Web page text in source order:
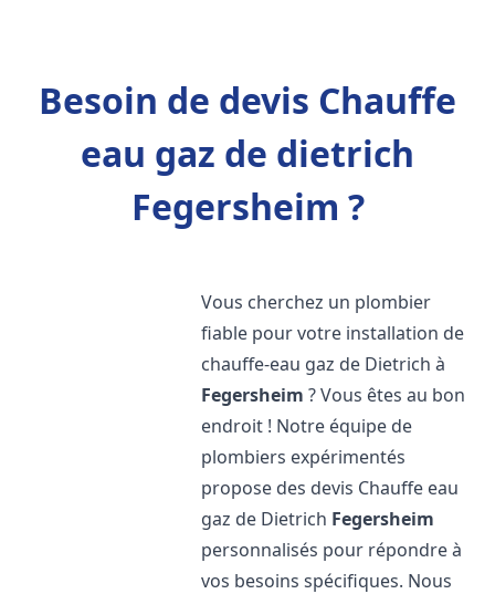
Besoin de devis Chauffe
eau gaz de dietrich
Fegersheim ?
Vous cherchez un plombier
fiable pour votre installation de
chauffe-eau gaz de Dietrich à
Fegersheim ? Vous êtes au bon
endroit ! Notre équipe de
plombiers expérimentés
propose des devis Chauffe eau
gaz de Dietrich Fegersheim
personnalisés pour répondre à
vos besoins spécifiques. Nous